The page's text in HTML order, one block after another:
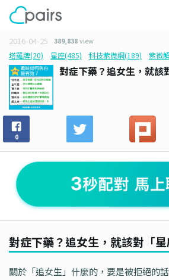
2016-04-25 389,838view
塔羅牌(20)
星座(485) 科技紫微網(189) 紫微
對症下藥？追女生，就該
0
對症下藥？追女生，就該對「星
關於「追女生」什麼的，要是被拒絕的